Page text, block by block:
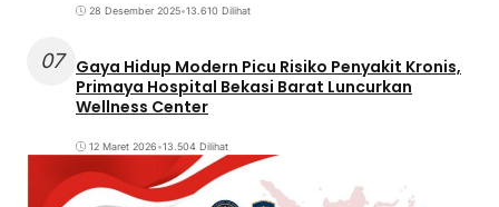
28 Desember 2025•13.610 Dilihat
07
Gaya Hidup Modern Picu Risiko Penyakit Kronis,
Primaya Hospital Bekasi Barat Luncurkan
Wellness Center
12 Maret 2026•13.504 Dilihat